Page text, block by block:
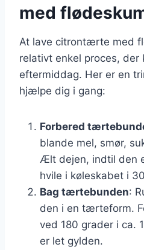
med
At lave citrontærte med
relativt enkel proces, der
eftermiddag. Her er en
hjælpe dig i gang:
Forbered
blande mel, smør,
Ælt dejen, indtil den
hvile i køleskabet i
Bag tærtebunden:
den i en tærteform.
ved 180 grader i ca.
er let gylden.